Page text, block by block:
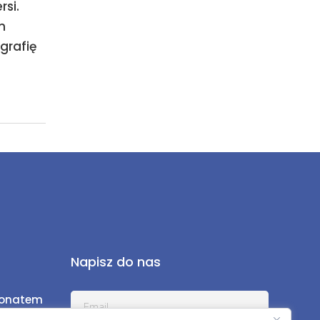
Napisz do nas